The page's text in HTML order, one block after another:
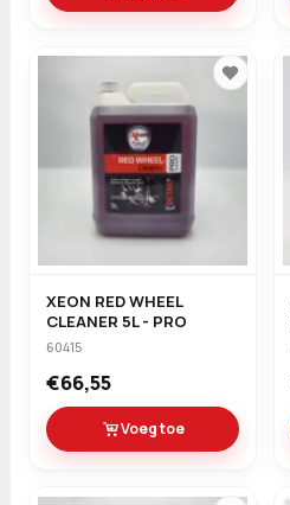
XEON RED WHEEL
CLEANER 5L - PRO
60415
€66,55
Voeg toe